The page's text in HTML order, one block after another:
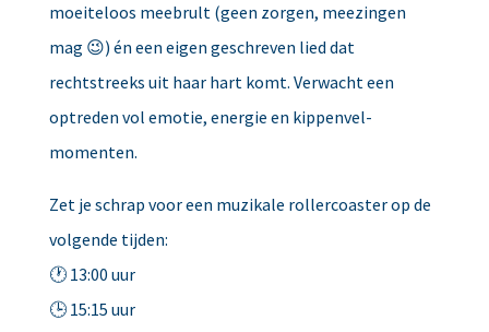
moeiteloos meebrult (geen zorgen, meezingen
mag 😉) én een eigen geschreven lied dat
rechtstreeks uit haar hart komt. Verwacht een
optreden vol emotie, energie en kippenvel-
momenten.
Zet je schrap voor een muzikale rollercoaster op de
volgende tijden:
🕐 13:00 uur
🕒 15:15 uur